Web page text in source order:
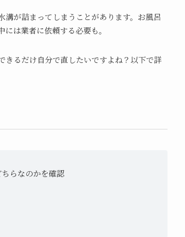
が詰まってしまうことがあります。お風呂
は業者に依頼する必要も。
きるだけ自分で直したいですよね？以下で詳
らなのかを確認